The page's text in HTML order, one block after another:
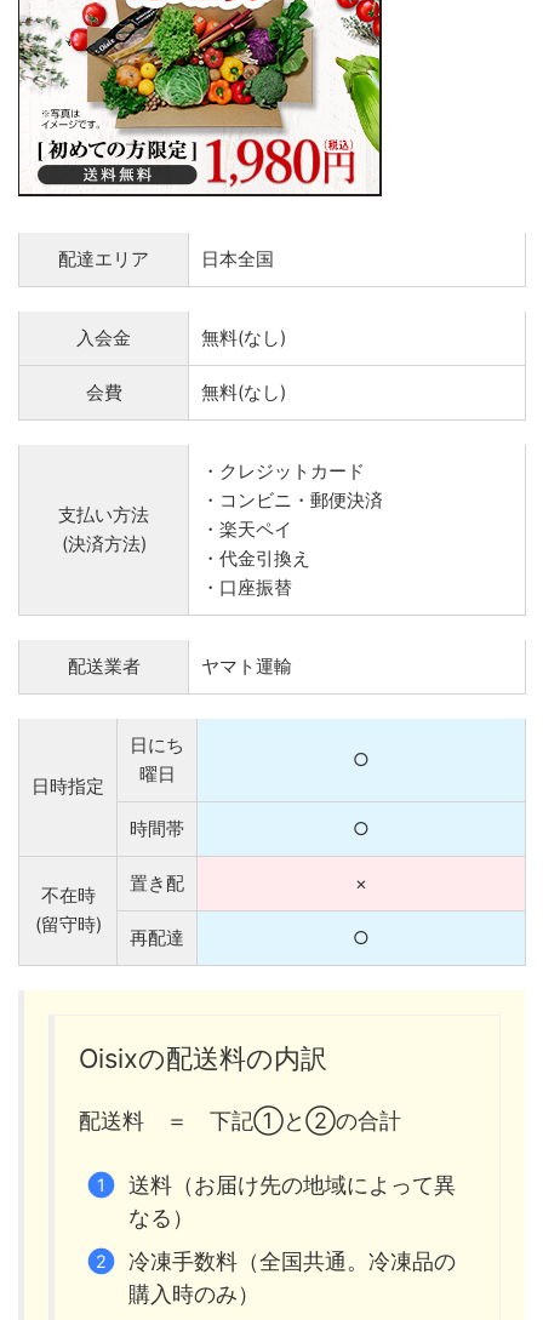
配達エリア 日本全国
入会金 無料(なし)
会費 無料(なし)
支払い方法
(決済方法)
・クレジットカード
・コンビニ・郵便決済
・楽天ペイ
・代金引換え
・口座振替
配送業者 ヤマト運輸
日時指定
日にち
曜日
○
時間帯 ○
不在時
(留守時)
置き配 ×
再配達 ○
Oisixの配送料の内訳
配送料 ＝ 下記①と②の合計
送料（お届け先の地域によって異
なる）
冷凍手数料（全国共通。冷凍品の
購入時のみ）